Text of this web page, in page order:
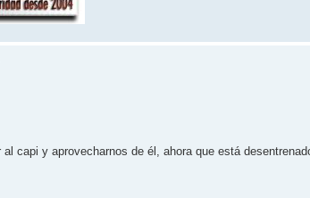
capi y aprovecharnos de él, ahora que está